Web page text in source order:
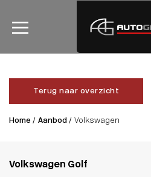
Terug naar overzicht
Home / Aanbod / Volkswagen
Volkswagen Golf